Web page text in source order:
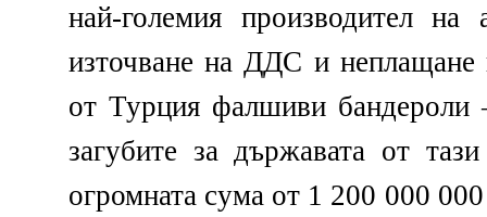
най-големия производител на
източване на ДДС и неплащане
от Турция фалшиви бандероли
загубите за държавата от
огромната сума от 1 200 000